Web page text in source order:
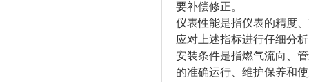
要补偿修正。
仪表性能是指仪表的精度
应对上述指标进行仔细分
安装条件是指燃气流向、
的准确运行、维护保养和